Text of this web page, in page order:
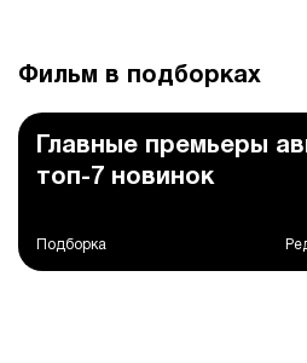
Фильм в подборках
Главные премьеры
топ-7 новинок
Подборка